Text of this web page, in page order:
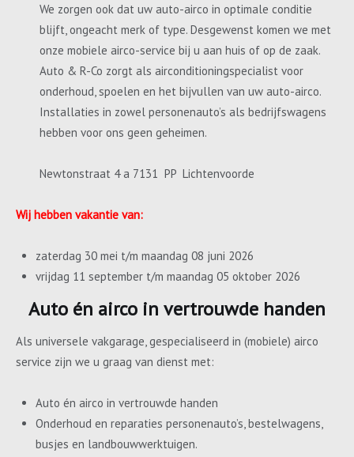
We zorgen ook dat uw auto-airco in optimale conditie
blijft, ongeacht merk of type. Desgewenst komen we met
onze mobiele airco-service bij u aan huis of op de zaak.
Auto & R-Co zorgt als airconditioningspecialist voor
onderhoud, spoelen en het bijvullen van uw auto-airco.
Installaties in zowel personenauto’s als bedrijfswagens
hebben voor ons geen geheimen.
Newtonstraat 4 a 7131 PP Lichtenvoorde
Wij hebben vakantie van:
zaterdag 30 mei t/m maandag 08 juni 2026
vrijdag 11 september t/m maandag 05 oktober 2026
Auto én airco in vertrouwde handen
Als universele vakgarage, gespecialiseerd in (mobiele) airco
service zijn we u graag van dienst met:
Auto én airco in vertrouwde handen
Onderhoud en reparaties personenauto’s, bestelwagens,
busjes en landbouwwerktuigen.